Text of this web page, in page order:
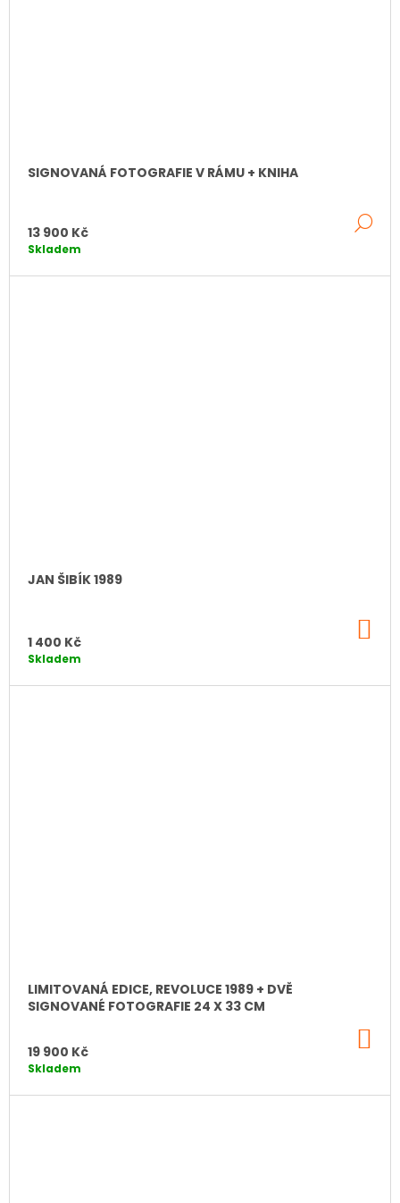
SIGNOVANÁ FOTOGRAFIE V RÁMU + KNIHA
13 900 Kč
Skladem
JAN ŠIBÍK 1989
1 400 Kč
Skladem
LIMITOVANÁ EDICE, REVOLUCE 1989 + DVĚ
SIGNOVANÉ FOTOGRAFIE 24 X 33 CM
19 900 Kč
Skladem